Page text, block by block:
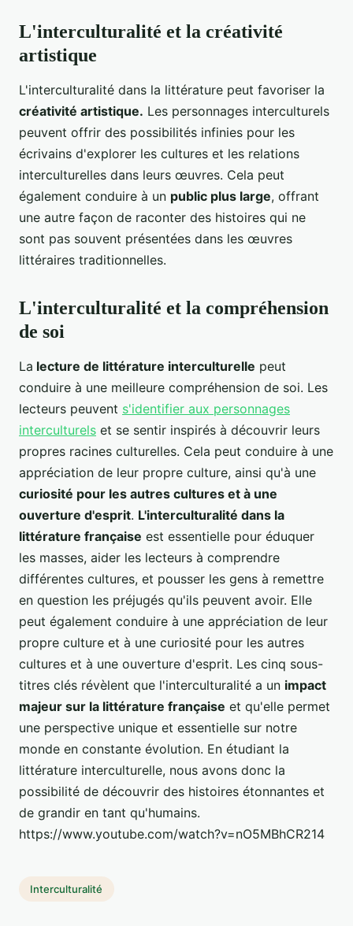
L'interculturalité et la créativité
artistique
L'interculturalité dans la littérature peut favoriser la
créativité artistique. Les personnages interculturels
peuvent offrir des possibilités infinies pour les
écrivains d'explorer les cultures et les relations
interculturelles dans leurs œuvres. Cela peut
également conduire à un public plus large, offrant
une autre façon de raconter des histoires qui ne
sont pas souvent présentées dans les œuvres
littéraires traditionnelles.
L'interculturalité et la compréhension
de soi
La lecture de littérature interculturelle peut
conduire à une meilleure compréhension de soi. Les
lecteurs peuvent s'identifier aux personnages
interculturels et se sentir inspirés à découvrir leurs
propres racines culturelles. Cela peut conduire à une
appréciation de leur propre culture, ainsi qu'à une
curiosité pour les autres cultures et à une
ouverture d'esprit. L'interculturalité dans la
littérature française est essentielle pour éduquer
les masses, aider les lecteurs à comprendre
différentes cultures, et pousser les gens à remettre
en question les préjugés qu'ils peuvent avoir. Elle
peut également conduire à une appréciation de leur
propre culture et à une curiosité pour les autres
cultures et à une ouverture d'esprit. Les cinq sous-
titres clés révèlent que l'interculturalité a un impact
majeur sur la littérature française et qu'elle permet
une perspective unique et essentielle sur notre
monde en constante évolution. En étudiant la
littérature interculturelle, nous avons donc la
possibilité de découvrir des histoires étonnantes et
de grandir en tant qu'humains.
https://www.youtube.com/watch?v=nO5MBhCR214
Interculturalité